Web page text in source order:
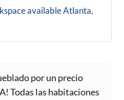
availableAtlanta,
por un precio
Todas las habitaciones